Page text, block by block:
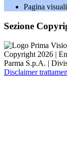
Pagina
Sezione
Copyright 2026 |
Parma S.p.A. |
Disclaimer